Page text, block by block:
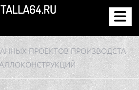
ПРОЕКТОВ ПРОИЗВОДСТА